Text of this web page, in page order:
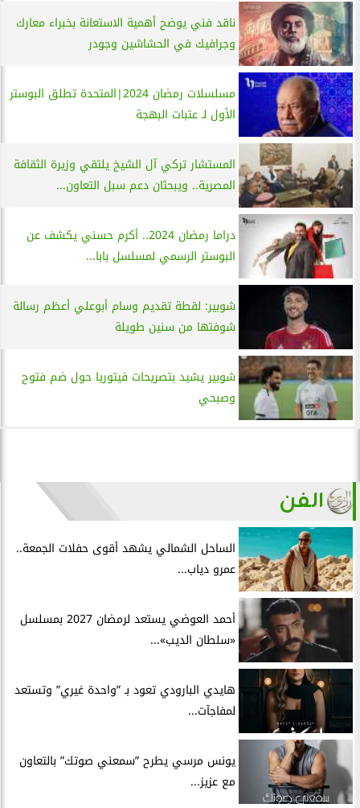
ناقد فني يوضح أهمية الاستعانة بخبراء معارك
وجرافيك في الحشاشين وجودر
مسلسلات رمضان 2024|المتحدة تطلق البوستر
الأول لـ عتبات البهجة
المستشار تركي آل الشيخ يلتقي وزيرة الثقافة
المصرية.. ويبحثان دعم سبل التعاون...
دراما رمضان 2024.. أكرم حسني يكشف عن
البوستر الرسمي لمسلسل بابا...
شوبير: لقطة تقديم وسام أبوعلي أعظم رسالة
شوفتها من سنين طويلة
شوبير يشيد بتصريحات فيتوريا حول ضم فتوح
وصبحي
الفن
الساحل الشمالي يشهد أقوى حفلات الجمعة..
عمرو دياب...
أحمد العوضي يستعد لرمضان 2027 بمسلسل
«سلطان الديب»...
هايدي البارودي تعود بـ ”واحدة غيري” وتستعد
لمفاجآت...
يونس مرسي يطرح ”سمعني صوتك” بالتعاون
مع عزيز...